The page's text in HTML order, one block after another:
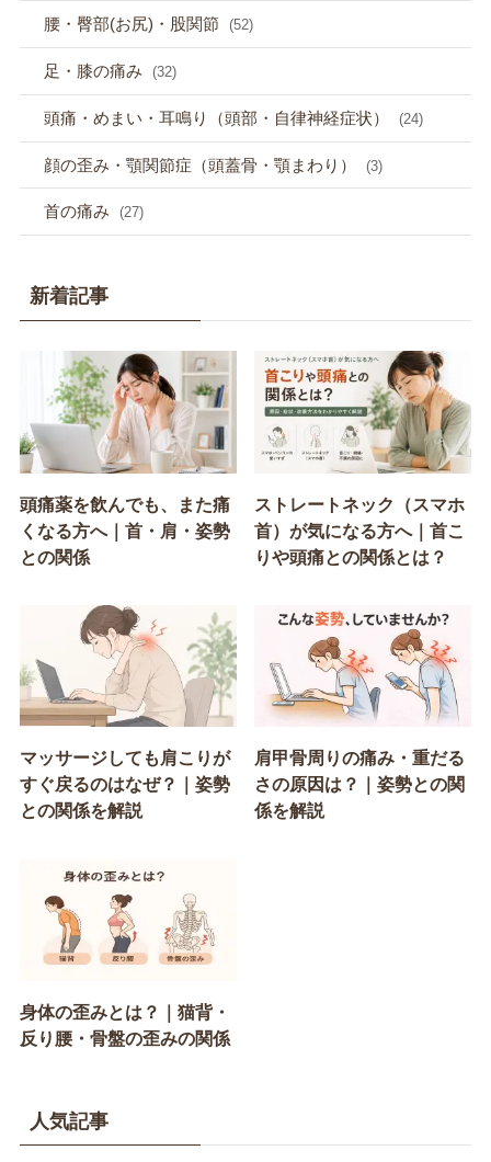
腰・臀部(お尻)・股関節 (52)
足・膝の痛み (32)
頭痛・めまい・耳鳴り（頭部・自律神経症状） (24)
顔の歪み・顎関節症（頭蓋骨・顎まわり） (3)
首の痛み (27)
新着記事
頭痛薬を飲んでも、また痛
くなる方へ｜首・肩・姿勢
との関係
ストレートネック（スマホ
首）が気になる方へ｜首こ
りや頭痛との関係とは？
マッサージしても肩こりが
すぐ戻るのはなぜ？｜姿勢
との関係を解説
肩甲骨周りの痛み・重だる
さの原因は？｜姿勢との関
係を解説
身体の歪みとは？｜猫背・
反り腰・骨盤の歪みの関係
人気記事